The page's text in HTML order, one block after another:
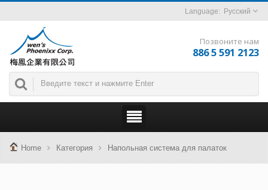
Русский
Позвоните нам
886 5 591 2123
Home Категория Напольная система для палаток